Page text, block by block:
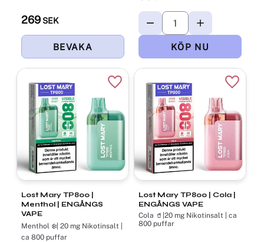
269 SEK
Lost Mary TP800 |
Menthol | ENGÅNGS
VAPE
Menthol ❄️| 20 mg Nikotinsalt |
ca 800 puffar
Lägg till i favoriter
Lost Mary TP800 | Cola |
ENGÅNGS VAPE
Cola 🥤|20 mg Nikotinsalt | ca
800 puffar
Lägg